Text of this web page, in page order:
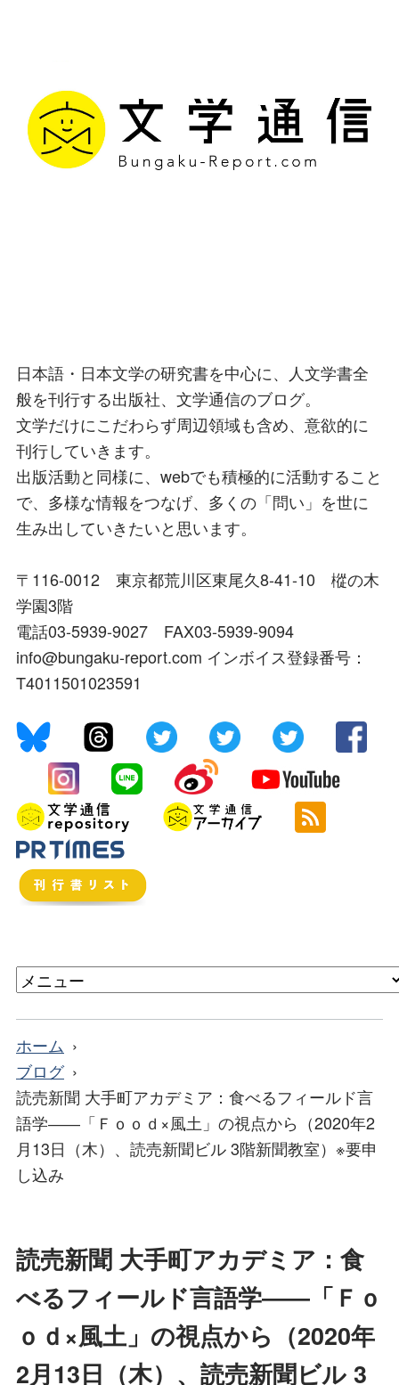
日本語・日本文学の研究書を中心に、人文学書全
般を刊行する出版社、文学通信のブログ。
文学だけにこだわらず周辺領域も含め、意欲的に
刊行していきます。
出版活動と同様に、webでも積極的に活動すること
で、多様な情報をつなげ、多くの「問い」を世に
生み出していきたいと思います。
〒116-0012 東京都荒川区東尾久8-41-10 樅の木
学園3階
電話03-5939-9027 FAX03-5939-9094
info@bungaku-report.com インボイス登録番号：
T4011501023591
ホーム
ブログ
読売新聞 大手町アカデミア：食べるフィールド言
語学――「Ｆｏｏｄ×風土」の視点から（2020年2
月13日（木）、読売新聞ビル 3階新聞教室）※要申
し込み
読売新聞 大手町アカデミア：食
べるフィールド言語学――「Ｆｏ
ｏｄ×風土」の視点から（2020年
2月13日（木）、読売新聞ビル 3